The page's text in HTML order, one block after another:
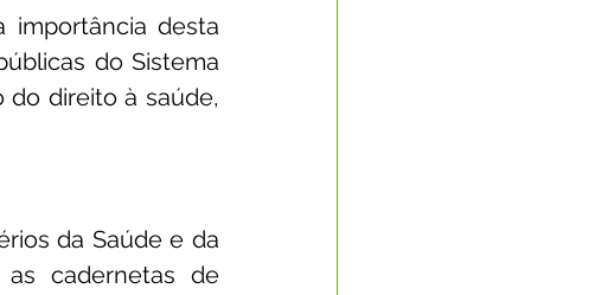
importância desta
do Sistema
do direito à saúde,
da Saúde e da
cadernetas de